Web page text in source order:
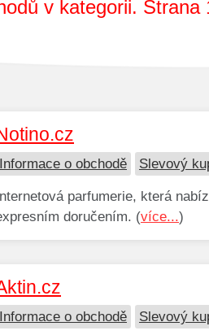
v kategorii. Strana
Informace o obchodě Slevový
Internetová parfumerie, která
doručením. (více...)
Informace o obchodě Slevový